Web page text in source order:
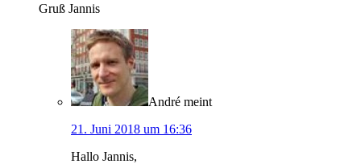
Gruß Jannis
André meint
21. Juni 2018 um 16:36
Hallo Jannis,